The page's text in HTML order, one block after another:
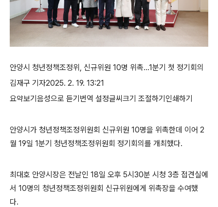
안양시 청년정책조정위 , 신규위원 10명 위촉…1분기 첫 정기회의
김재구 기자2025. 2. 19. 13:21
요약보기음성으로 듣기번역 설정글씨크기 조절하기인쇄하기
안양시가 청년정책조정위원회 신규위원 10명을 위촉한데 이어 2
월 19일 1분기 청년정책조정위원회 정기회의를 개최했다.
최대호 안양시장은 전날인 18일 오후 5시 30분 시청 3층 접견실에
서 10명의 청년정책조정위원회 신규위원에게 위촉장을 수여했
다.